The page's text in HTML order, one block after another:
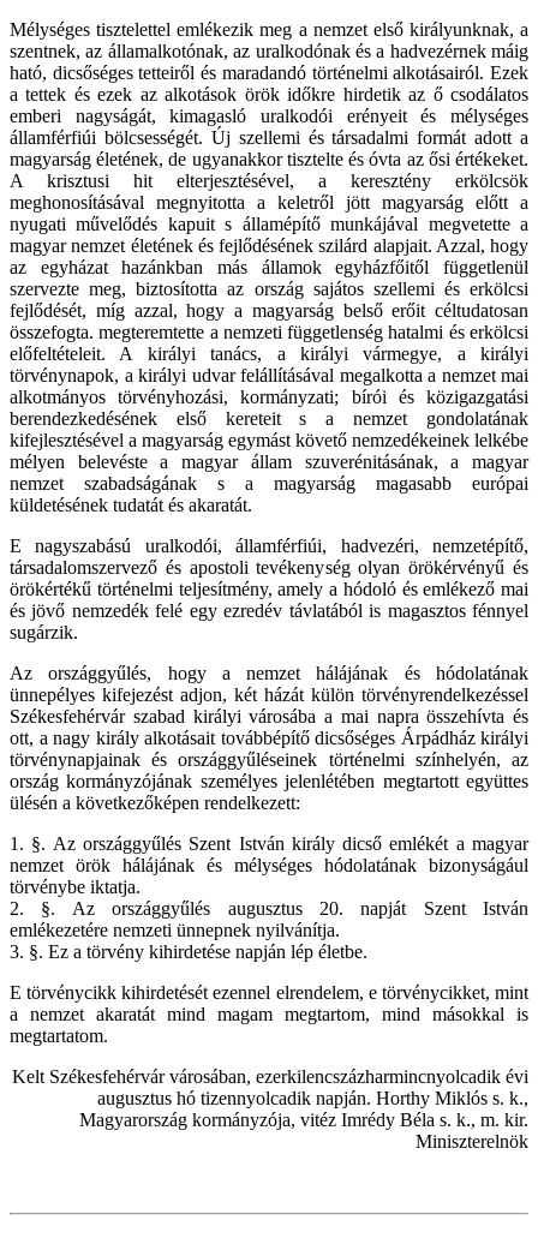
Mélységes tisztelettel emlékezik meg a nemzet első királyunknak, a
szentnek, az államalkotónak, az uralkodónak és a hadvezérnek máig
ható, dicsőséges tetteiről és maradandó történelmi alkotásairól. Ezek
a tettek és ezek az alkotások örök időkre hirdetik az ő csodálatos
emberi nagyságát, kimagasló uralkodói erényeit és mélységes
államférfiúi bölcsességét. Új szellemi és társadalmi formát adott a
magyarság életének, de ugyanakkor tisztelte és óvta az ősi értékeket.
A krisztusi hit elterjesztésével, a keresztény erkölcsök
meghonosításával megnyitotta a keletről jött magyarság előtt a
nyugati művelődés kapuit s államépítő munkájával megvetette a
magyar nemzet életének és fejlődésének szilárd alapjait. Azzal, hogy
az egyházat hazánkban más államok egyházfőitől függetlenül
szervezte meg, biztosította az ország sajátos szellemi és erkölcsi
fejlődését, míg azzal, hogy a magyarság belső erőit céltudatosan
összefogta. megteremtette a nemzeti függetlenség hatalmi és erkölcsi
előfeltételeit. A királyi tanács, a királyi vármegye, a királyi
törvénynapok, a királyi udvar felállításával megalkotta a nemzet mai
alkotmányos törvényhozási, kormányzati; bírói és közigazgatási
berendezkedésének első kereteit s a nemzet gondolatának
kifejlesztésével a magyarság egymást követő nemzedékeinek lelkébe
mélyen belevéste a magyar állam szuverénitásának, a magyar
nemzet szabadságának s a magyarság magasabb európai
küldetésének tudatát és akaratát.
E nagyszabású uralkodói, államférfiúi, hadvezéri, nemzetépítő,
társadalomszervező és apostoli tevékenység olyan örökérvényű és
örökértékű történelmi teljesítmény, amely a hódoló és emlékező mai
és jövő nemzedék felé egy ezredév távlatából is magasztos fénnyel
sugárzik.
Az országgyűlés, hogy a nemzet hálájának és hódolatának
ünnepélyes kifejezést adjon, két házát külön törvényrendelkezéssel
Székesfehérvár szabad királyi városába a mai napra összehívta és
ott, a nagy király alkotásait továbbépítő dicsőséges Árpádház királyi
törvénynapjainak és országgyűléseinek történelmi színhelyén, az
ország kormányzójának személyes jelenlétében megtartott együttes
ülésén a következőképen rendelkezett:
1. §. Az országgyűlés Szent István király dicső emlékét a magyar
nemzet örök hálájának és mélységes hódolatának bizonyságául
törvénybe iktatja.
2. §. Az országgyűlés augusztus 20. napját Szent István
emlékezetére nemzeti ünnepnek nyilvánítja.
3. §. Ez a törvény kihirdetése napján lép életbe.
E törvénycikk kihirdetését ezennel elrendelem, e törvénycikket, mint
a nemzet akaratát mind magam megtartom, mind másokkal is
megtartatom.
Kelt Székesfehérvár városában, ezerkilencszázharmincnyolcadik évi
augusztus hó tizennyolcadik napján. Horthy Miklós s. k.,
Magyarország kormányzója, vitéz Imrédy Béla s. k., m. kir.
Miniszterelnök